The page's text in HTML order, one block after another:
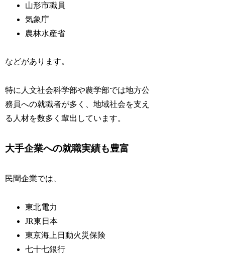
山形市職員
気象庁
農林水産省
などがあります。
特に人文社会科学部や農学部では地方公
務員への就職者が多く、地域社会を支え
る人材を数多く輩出しています。
大手企業への就職実績も豊富
民間企業では、
東北電力
JR東日本
東京海上日動火災保険
七十七銀行